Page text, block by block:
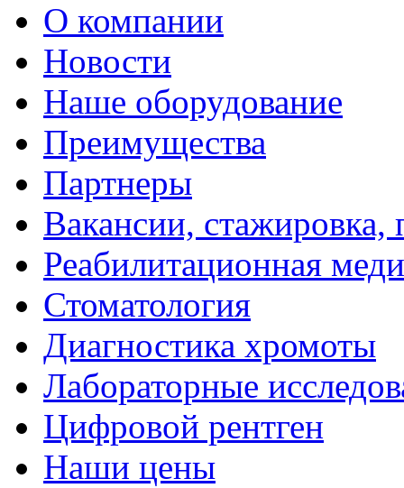
О компании
Новости
Наше оборудование
Преимущества
Партнеры
Вакансии, стажировка,
Реабилитационная
Стоматология
Диагностика хромоты
Лабораторные
Цифровой рентген
Наши цены